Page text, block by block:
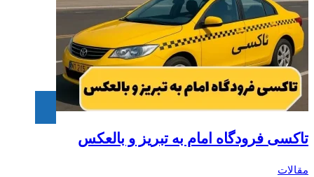
تاکسی فرودگاه امام به تبریز و بالعکس
مقالات